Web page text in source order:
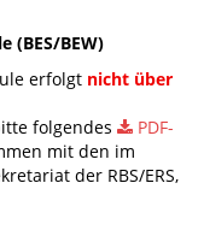
(BES/BEW)
erfolgt nicht über
folgendes
PDF-
mit den im
der RBS/ERS,